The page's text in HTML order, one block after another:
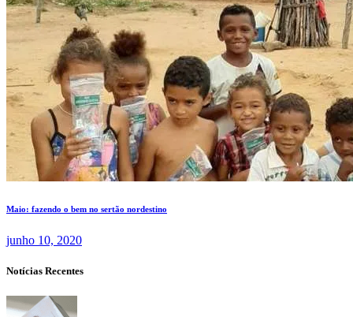
Maio: fazendo o bem no sertão nordestino
junho 10, 2020
Notícias Recentes